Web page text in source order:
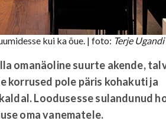
kui ka õue. | foto: Terje Ugandi
omanäoline suurte akende,
korrused pole päris kohakuti ja
Loodusesse sulandunud
oma vanematele.